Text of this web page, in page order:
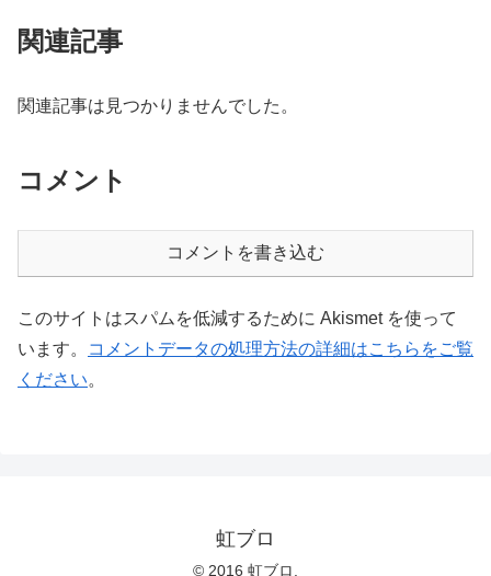
関連記事
関連記事は見つかりませんでした。
コメント
コメントを書き込む
このサイトはスパムを低減するために Akismet を使って
います。
コメントデータの処理方法の詳細はこちらをご覧
ください。
虹ブロ
© 2016 虹ブロ.